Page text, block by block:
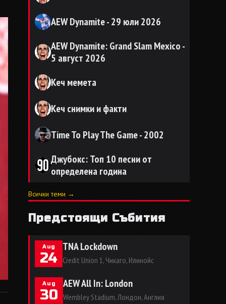
AEW Dynamite - 29 юли 2026
AEW Dynamite: Grand Slam Mexico -
5 август 2026
Кеч мемета
Кеч снимки и факти
Time To Play The Game - 2002
Джубокс: Топ 10 песни от
определена година
Всички теми →
Предстоящи Събития
Aug
24
TNA Lockdown
Credit Union 1, Чикаго, Илинойс
Aug
30
AEW All In: London
Wembley Stadium, Лондон, Англия